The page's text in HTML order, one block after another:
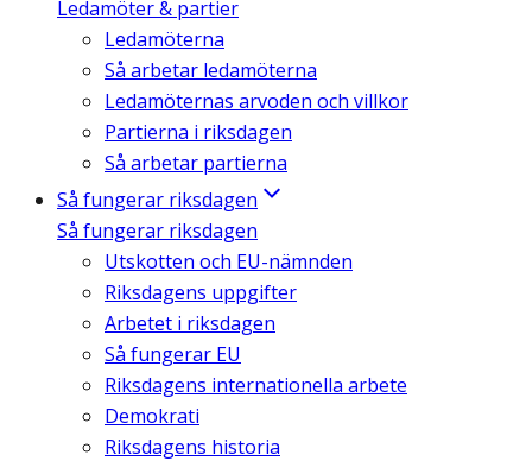
Ledamöter & partier
Ledamöterna
Så arbetar ledamöterna
Ledamöternas arvoden och villkor
Partierna i riksdagen
Så arbetar partierna
Så fungerar riksdagen
Så fungerar riksdagen
Utskotten och EU-nämnden
Riksdagens uppgifter
Arbetet i riksdagen
Så fungerar EU
Riksdagens internationella arbete
Demokrati
Riksdagens historia